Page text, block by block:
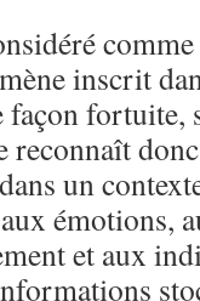
inscrit
fortuite,
reconnaît
un
émotions,
et aux